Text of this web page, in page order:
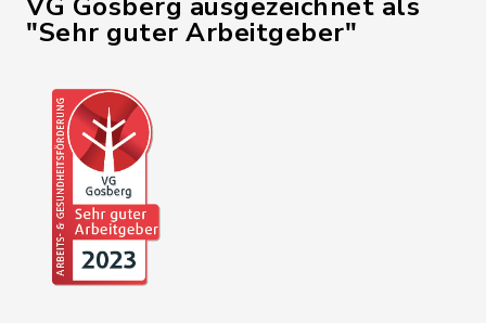
"Sehr guter Arbeitgeber"